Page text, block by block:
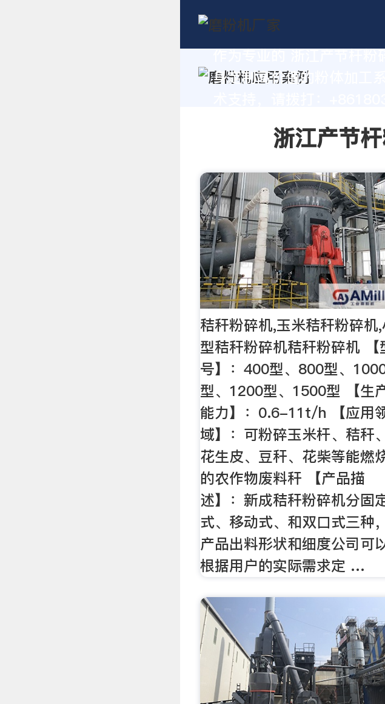
身定制高价值的粉体加工
浙江产节
秸秆粉碎机,玉米秸秆粉碎机
型秸秆粉碎机秸秆粉碎机 【
号】：400型、800型、
型、1200型、1500型 【生
能力】：0.6-11t/h 【应用
域】：可粉碎玉米杆、秸秆、
花生皮、豆秆、花柴等能燃
的农作物废料秆 【产品描
述】：新成秸秆粉碎机分固
式、移动式、和双口式三种，
产品出料形状和细度公司可
根据用户的实际需求定 …